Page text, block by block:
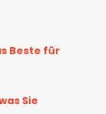
Beste für
Sie